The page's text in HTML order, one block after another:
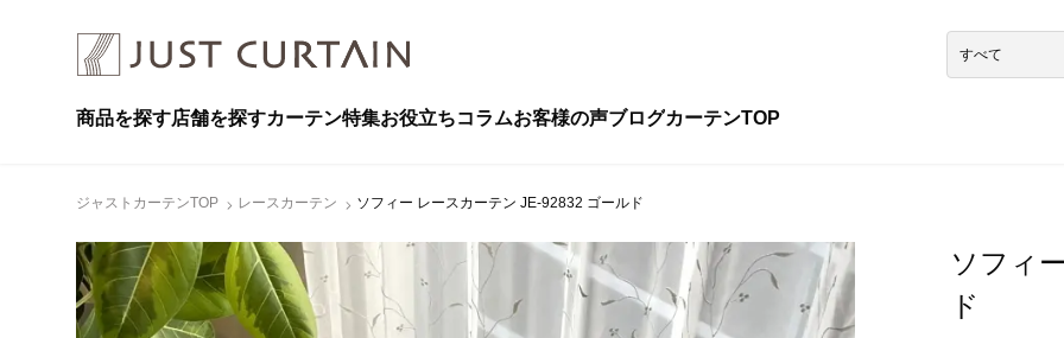
商品を探す店舗を探すカーテン特集お役立ちコラムお客様の声ブログカーテンTOP
ジャストカーテンTOP レースカーテン ソフィー レースカーテン JE-92832 ゴールド
ソフィ
ド